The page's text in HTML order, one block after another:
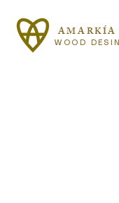
AMARKÍA
WOOD DESIN